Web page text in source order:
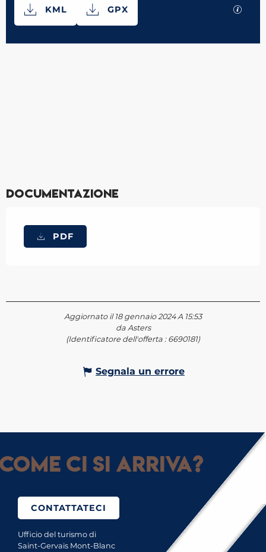
KML GPX I file
Documentazione
PDF
Aggiornato il 18 gennaio 2024 A 15:53
da Asters
(Identificatore dell'offerta : 6690181)
Segnala un errore
ci si arriva?
CONTATTATECI
Ufficio del turismo di
Saint-Gervais Mont-Blanc